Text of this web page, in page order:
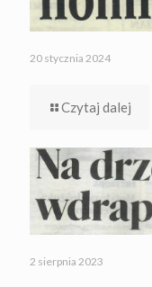
20 stycznia 2024
Czytaj dalej
2 sierpnia 2023